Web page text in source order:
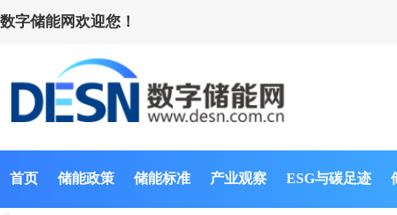
数字储能网欢迎您！
首页 储能政策 储能标准 产业观察 ESG与碳足迹